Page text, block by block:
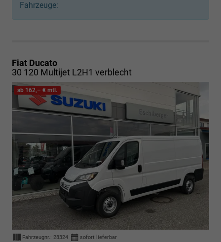
Fahrzeuge:
Fiat Ducato
30 120 Multijet L2H1 verblecht
Fahrzeugnr.: 28324
sofort lieferbar
ab 162,– € mtl.